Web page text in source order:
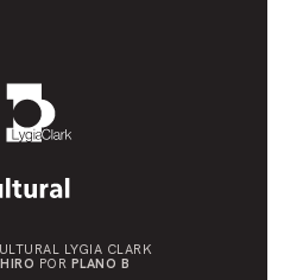
LYGIA CLARK
POR PLANO B